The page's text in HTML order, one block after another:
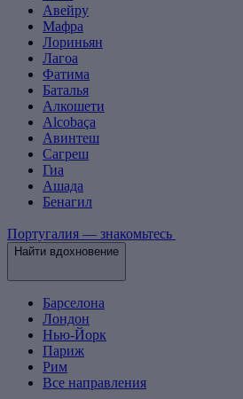
Авейру
Мафра
Лориньян
Лагоа
Фатима
Баталья
Алкошети
Alcobaça
Авинтеш
Сагреш
Гиа
Ашада
Бенагил
Португалия — знакомьтесь
Найти вдохновение
Барселона
Лондон
Нью-Йорк
Париж
Рим
Все направления